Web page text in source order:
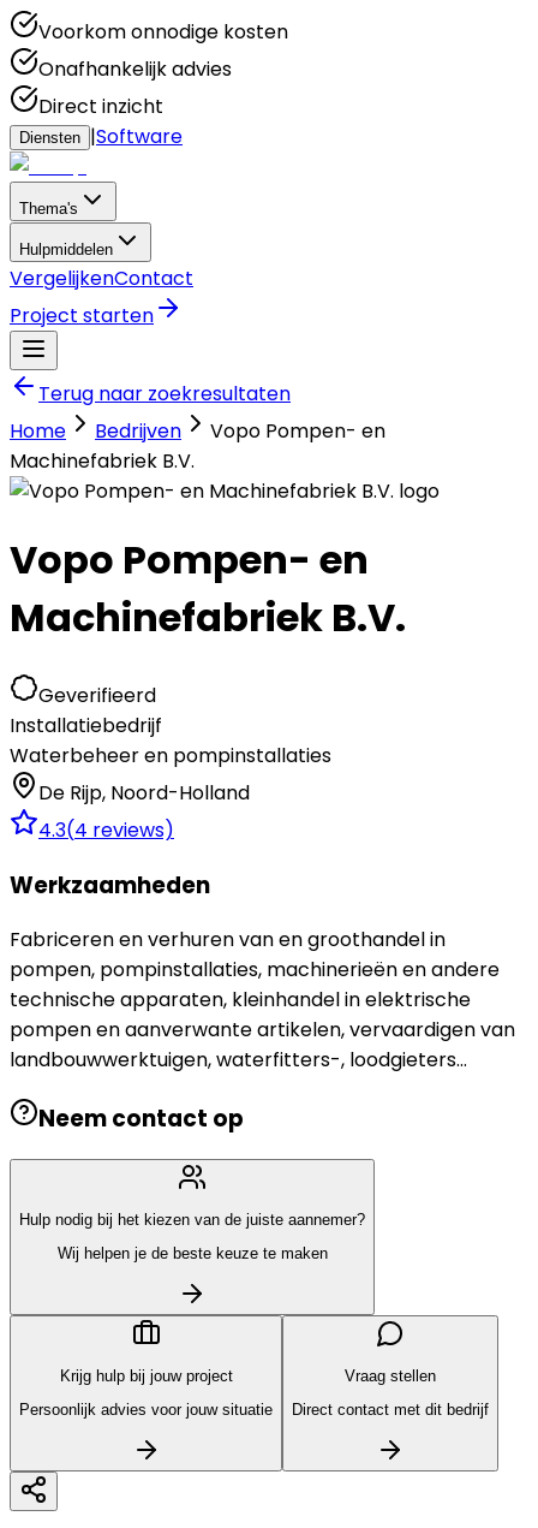
Voorkom onnodige kosten
Onafhankelijk advies
Direct inzicht
Diensten |Software
Thema's
Hulpmiddelen
VergelijkenContact
Project starten
Terug naar zoekresultaten
Home
Bedrijven
Vopo Pompen- en
Machinefabriek B.V.
Vopo Pompen- en
Machinefabriek B.V.
Geverifieerd
Installatiebedrijf
Waterbeheer en pompinstallaties
De Rijp, Noord-Holland
4.3(4 reviews)
Werkzaamheden
Fabriceren en verhuren van en groothandel in
pompen, pompinstallaties, machinerieën en andere
technische apparaten, kleinhandel in elektrische
pompen en aanverwante artikelen, vervaardigen van
landbouwwerktuigen, waterfitters-, loodgieters...
Neem contact op
Hulp nodig bij het kiezen van de juiste aannemer?
Wij helpen je de beste keuze te maken
Krijg hulp bij jouw project
Persoonlijk advies voor jouw situatie
Vraag stellen
Direct contact met dit bedrijf